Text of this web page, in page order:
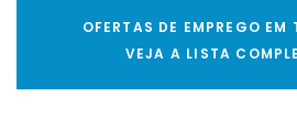
OFERTAS DE EMPREGO
VEJA A LISTA